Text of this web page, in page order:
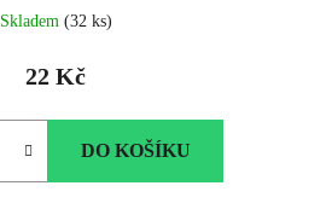
Skladem (32 ks)
22 Kč
DO KOŠÍKU